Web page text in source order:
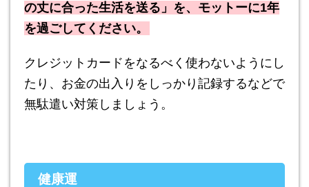
の丈に合った生活を送る」を、モットーに1年
を過ごしてください。
クレジットカードをなるべく使わないようにし
たり、お金の出入りをしっかり記録するなどで
無駄遣い対策しましょう。
健康運